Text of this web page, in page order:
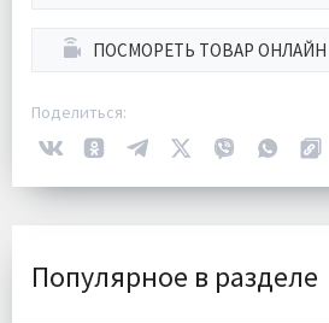
ПОСМОРЕТЬ ТОВАР ОНЛАЙН
Поделиться:
Популярное в разделе